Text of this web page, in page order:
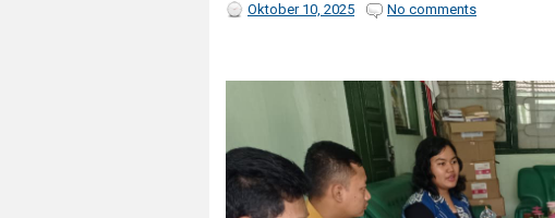
Oktober 10, 2025 No comments